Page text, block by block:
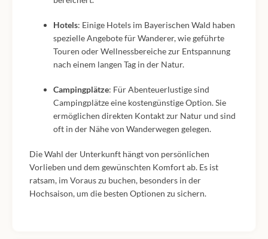
Hotels: Einige Hotels im Bayerischen Wald haben
spezielle Angebote für Wanderer, wie geführte
Touren oder Wellnessbereiche zur Entspannung
nach einem langen Tag in der Natur.
Campingplätze: Für Abenteuerlustige sind
Campingplätze eine kostengünstige Option. Sie
ermöglichen direkten Kontakt zur Natur und sind
oft in der Nähe von Wanderwegen gelegen.
Die Wahl der Unterkunft hängt von persönlichen
Vorlieben und dem gewünschten Komfort ab. Es ist
ratsam, im Voraus zu buchen, besonders in der
Hochsaison, um die besten Optionen zu sichern.